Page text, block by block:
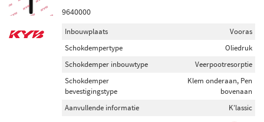
9640000
Inbouwplaats
Vooras
Schokdempertype
Oliedruk
Schokdemper inbouwtype
Veerpootresorptie
Schokdemper
bevestigingstype
Klem onderaan, Pen
bovenaan
Aanvullende informatie
K'lassic